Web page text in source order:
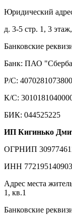
Юридический
д. 3-5 стр. 1, 3
Банковские
Банк: ПАО
Р/С:
К/С:
БИК: 044525225
ИП Кигинько
ОГРНИП
ИНН
Адрес места
1, кв.1
Банковские